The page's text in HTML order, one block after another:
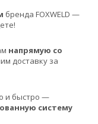
бренда FOXWELD —
напрямую со
доставку за
и быстро —
систему